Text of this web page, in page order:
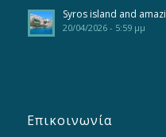
Syros island and
20/04/2026 - 5:59 μμ
Επικοινωνία